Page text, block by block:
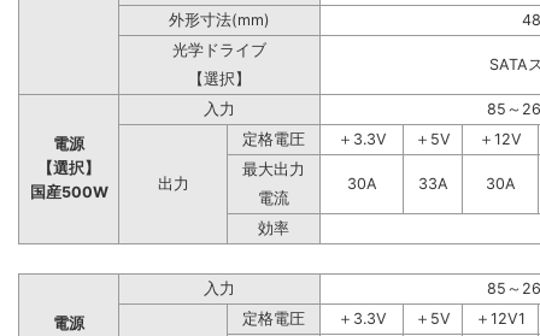
外形寸法(mm)
光学ドライブ
SATA
【選択】
電源
【選択】
国産500W
入力 85～
出力
定格電圧 ＋3.3V ＋5V
＋12V
最大出力
30A
33A
30A
電流
効率
電源
入力 85～
定格電圧 ＋3.3V ＋5V
＋12V1